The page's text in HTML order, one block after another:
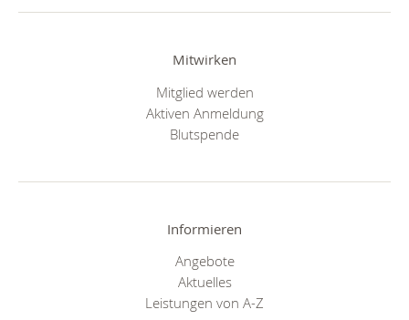
Mitwirken
Mitglied werden
Aktiven Anmeldung
Blutspende
Informieren
Angebote
Aktuelles
Leistungen von A-Z